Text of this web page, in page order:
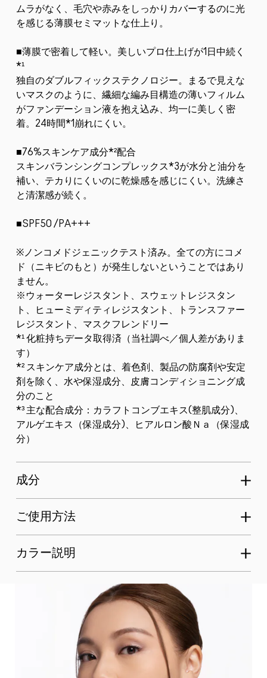
ムラがなく、毛穴や赤みをしっかりカバーするのに光
を感じる薄膜セミマットな仕上り。
■薄膜で密着して軽い。美しいプロ仕上げが1日中続く
*¹
独自のダブルフィックステクノロジー。まるで見えな
いマスクのように、繊細な編み目構造の薄いフィルム
がファンデーション液を抱え込み、均一に美しく密
着。24時間*1崩れにくい。
■76%スキンケア成分*²配合
スキンバランシングコンプレックス*3が水分と油分を
補い、テカりにくいのに乾燥感を感じにくい。洗練さ
と清潔感が続く。
■SPF50 /PA+++
※ノンコメドジェニックテスト済み。全ての方にコメ
ド（ニキビのもと）が発生しないということではあり
ません。
※ウォーターレジスタント、スウェットレジスタン
ト、ヒューミディティレジスタント、トランスファー
レジスタント、マスクフレンドリー
*¹ 化粧持ちデータ取得済（当社調べ／個人差がありま
す）
*² スキンケア成分とは、着色剤、製品の防腐剤や安定
剤を除く、水や保湿成分、皮膚コンディショニング成
分のこと
*³ 主な配合成分：カラフトコンブエキス(整肌成分)、
アルゲエキス（保湿成分)、ヒアルロン酸Ｎａ（保湿成
分）
成分
ご使用方法
カラー説明